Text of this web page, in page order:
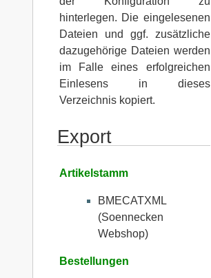
hinterlegen. Die eingelesenen
Dateien und ggf. zusätzliche
dazugehörige Dateien werden
im Falle eines erfolgreichen
Einlesens in dieses
Verzeichnis kopiert.
Export
Artikelstamm
BMECATXML
(Soennecken
Webshop)
Bestellungen